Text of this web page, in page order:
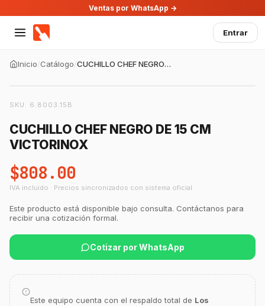
Ventas por WhatsApp →
Entrar
Inicio/Catálogo/ CUCHILLO CHEF NEGRO DE 15 CM VICTORINOX
SKU: 6.8003.15B
CUCHILLO CHEF NEGRO DE 15 CM
VICTORINOX
$808.00
IVA incluido · Precios sincronizados con sistema oficial
Este producto está disponible bajo consulta. Contáctanos para
recibir una cotización formal.
Cotizar por WhatsApp
Este equipo cuenta con el respaldo total de Los
Asesor Chef Online